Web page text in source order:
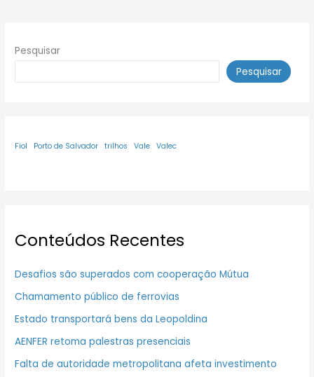
Pesquisar
Pesquisar
Fiol Porto de Salvador trilhos Vale Valec
Conteúdos Recentes
Desafios são superados com cooperação Mútua
Chamamento público de ferrovias
Estado transportará bens da Leopoldina
AENFER retoma palestras presenciais
Falta de autoridade metropolitana afeta investimento